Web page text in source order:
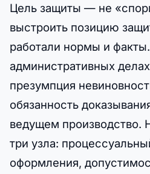
Цель защиты — не
выстроить позицию
работали нормы и
административных
презумпция
обязанность
ведущем производство.
три узла:
оформления,